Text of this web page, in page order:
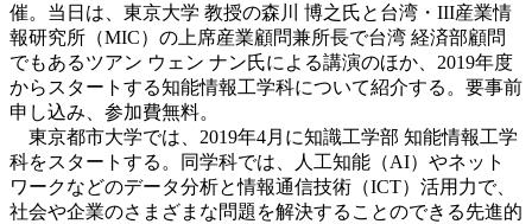
催。当日は、東京大学 教授の森川 博之氏と台湾・III産業情
報研究所（MIC）の上席産業顧問兼所長で台湾 経済部顧問
でもあるツアン ウェン ナン氏による講演のほか、2019年度
からスタートする知能情報工学科について紹介する。要事前
申し込み、参加費無料。
東京都市大学では、2019年4月に知識工学部 知能情報工学
科をスタートする。同学科では、人工知能（AI）やネット
ワークなどのデータ分析と情報通信技術（ICT）活用力で、
社会や企業のさまざまな問題を解決することのできる先進的